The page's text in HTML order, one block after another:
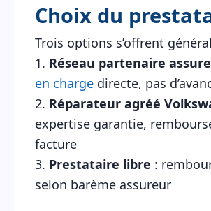
Choix du
Trois options s’offrent
1. Réseau partenaire
en charge directe, pas
2. Réparateur agréé
expertise garantie,
facture
3. Prestataire libre :
selon barème assureur